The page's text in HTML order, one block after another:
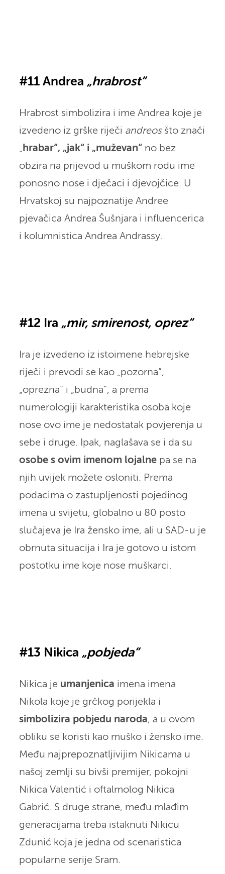
#11 Andrea „hrabrost“
Hrabrost simbolizira i ime Andrea koje je
izvedeno iz grške riječi andreos što znači
hrabar“, „jak“ i „muževan“ no bez
obzira na prijevod u muškom rodu ime
ponosno nose i dječaci i djevojčice. U
Hrvatskoj su najpoznatije Andree
pjevačica Andrea Šušnjara i influencerica
i kolumnistica Andrea Andrassy.
#12 Ira „mir, smirenost, oprez“
Ira je izvedeno iz istoimene hebrejske
riječi i prevodi se kao „pozorna“,
„oprezna“ i „budna“, a prema
numerologiji karakteristika osoba koje
nose ovo ime je nedostatak povjerenja u
sebe i druge. Ipak, naglašava se i da su
osobe s ovim imenom lojalnepa se na
njih uvijek možete osloniti. Prema
podacima o zastupljenosti pojedinog
imena u svijetu, globalno u 80 posto
slučajeva je Ira žensko ime, ali u SAD-u je
obrnuta situacija i Ira je gotovo u istom
postotku ime koje nose muškarci.
#13 Nikica „pobjeda“
Nikica je umanjenica imena imena
Nikola koje je grčkog porijekla i
simbolizira pobjedu naroda, a u ovom
obliku se koristi kao muško i žensko ime.
Među najprepoznatljivijim Nikicama u
našoj zemlji su bivši premijer, pokojni
Nikica Valentić i oftalmolog Nikica
Gabrić. S druge strane, među mlađim
generacijama treba istaknuti Nikicu
Zdunić koja je jedna od scenaristica
popularne serije Sram.